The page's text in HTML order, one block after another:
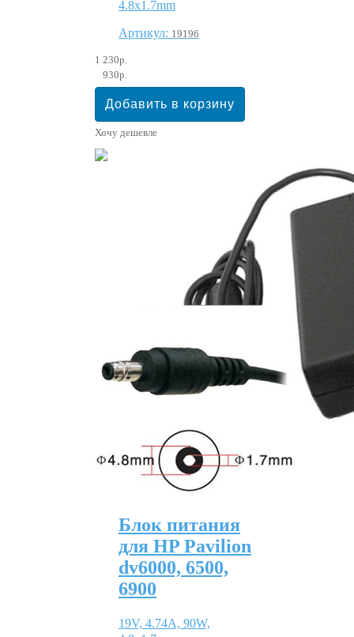
4.8х1.7mm
Артикул: 19196
1 230р.
930р.
Хочу дешевле
Блок питания
для HP Pavilion
dv6000, 6500,
6900
19V, 4.74A, 90W,